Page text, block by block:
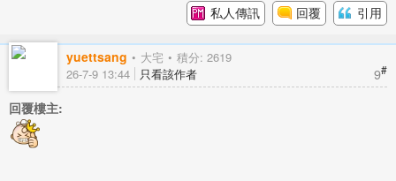
私人傳訊 回覆 引用
yuettsang 大宅 積分: 2619
9#
26-7-9 13:44 只看該作者
回覆樓主: